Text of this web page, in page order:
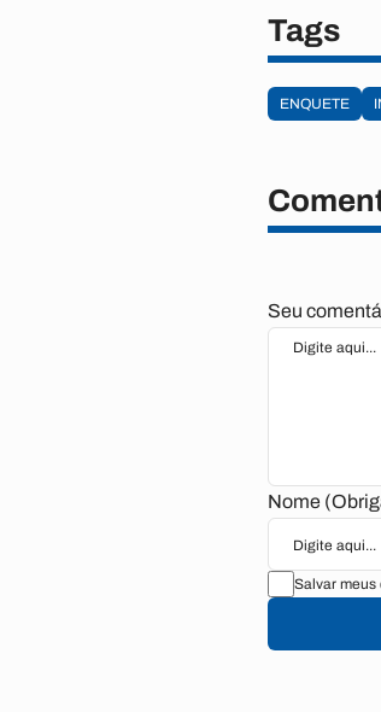
Tags
ENQUETE
Seu
Nome
Salvar meus